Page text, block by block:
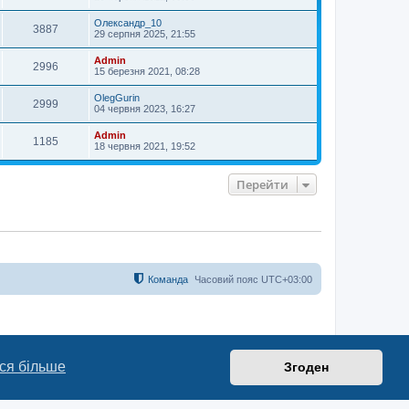
більше Згоден
3887
Олександр_10
29 серпня 2025, 21:55
2996
Admin
15 березня 2021, 08:28
2999
OlegGurin
04 червня 2023, 16:27
1185
Admin
18 червня 2021, 19:52
Перейти
Часовий пояс UTC+03:00
Команда